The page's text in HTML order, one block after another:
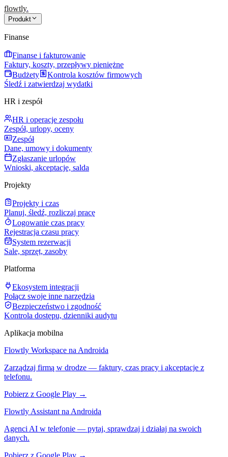
flowtly.
Produkt
Finanse
Finanse i fakturowanie
Faktury, koszty, przepływy pieniężne
Budżety
Kontrola kosztów firmowych
Śledź i zatwierdzaj wydatki
HR i zespół
HR i operacje zespołu
Zespół, urlopy, oceny
Zespół
Dane, umowy i dokumenty
Zgłaszanie urlopów
Wnioski, akceptacje, salda
Projekty
Projekty i czas
Planuj, śledź, rozliczaj pracę
Logowanie czas pracy
Rejestracja czasu pracy
System rezerwacji
Sale, sprzęt, zasoby
Platforma
Ekosystem integracji
Połącz swoje inne narzędzia
Bezpieczeństwo i zgodność
Kontrola dostępu, dzienniki audytu
Aplikacja mobilna
Flowtly Workspace na Androida
Zarządzaj firmą w drodze — faktury, czas pracy i akceptacje z
telefonu.
Pobierz z Google Play →
Flowtly Assistant na Androida
Agenci AI w telefonie — pytaj, sprawdzaj i działaj na swoich
danych.